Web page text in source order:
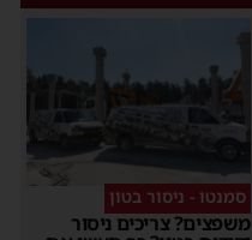
סמנטו - ניסור בטון
משפצים? צריכים ניסור